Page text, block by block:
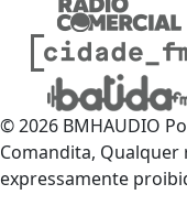
© 2026 BMHAUDIO
Comandita,
expressamente